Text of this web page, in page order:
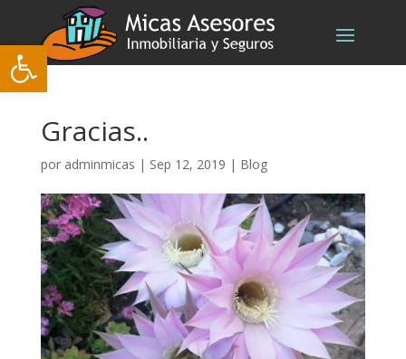
Abrir barra de herramientas
Gracias..
por adminmicas | Sep 12, 2019 | Blog